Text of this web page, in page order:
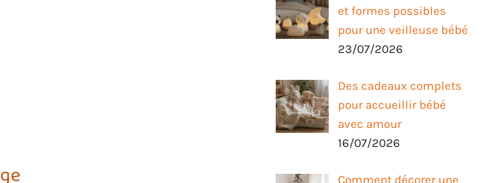
et formes possibles
pour une veilleuse bébé
23/07/2026
Des cadeaux complets
pour accueillir bébé
avec amour
16/07/2026
Comment décorer une